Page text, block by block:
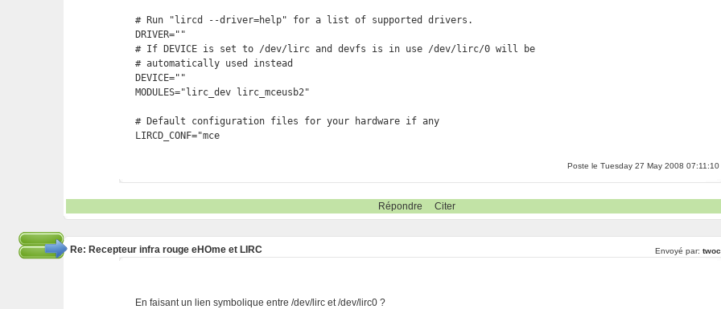
# Run "lircd --driver=help" for a list of supported drivers.
DRIVER=""
# If DEVICE is set to /dev/lirc and devfs is in use /dev/lirc/0 will be
# automatically used instead
DEVICE=""
MODULES="lirc_dev lirc_mceusb2"
# Default configuration files for your hardware if any
LIRCD_CONF="mce
Poste le Tuesday 27 May 2008 07:11:10
Répondre Citer
Re: Recepteur infra rouge eHOme et LIRC Envoyé par:
En faisant un lien symbolique entre /dev/lirc et /dev/lirc0 ?